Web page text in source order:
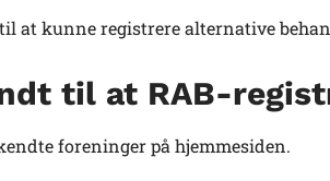
at kunne registrere alternative
til at RAB-
foreninger på hjemmesiden.